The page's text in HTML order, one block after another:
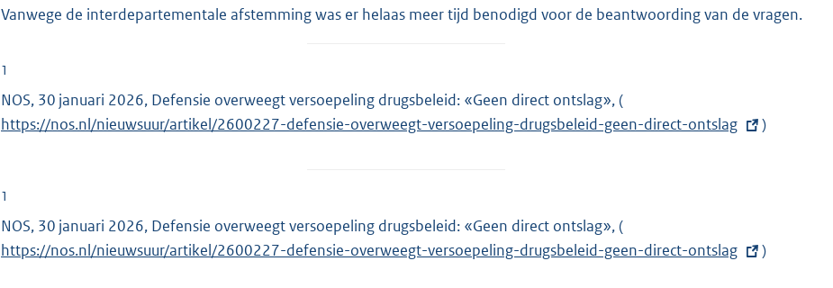
Vanwege de interdepartementale afstemming was er helaas meer tijd benodigd voor de beantwoording van de vragen.
1
NOS, 30 januari 2026, Defensie overweegt versoepeling drugsbeleid: «Geen direct ontslag», (
x
e
https://nos.nl/nieuwsuur/artikel/2600227-defensie-overweegt-versoepeling-drugsbeleid-geen-direct-ontslag )
1
NOS, 30 januari 2026, Defensie overweegt versoepeling drugsbeleid: «Geen direct ontslag», (
x
https://nos.nl/nieuwsuur/artikel/2600227-defensie-overweegt-versoepeling-drugsbeleid-geen-direct-ontslag )